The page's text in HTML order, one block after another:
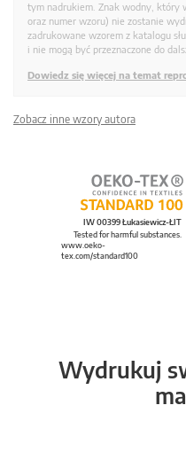
tym nadrukiem. Znak wodny, który
oraz numer wzoru) nie zostanie
zadrukowane wzorem z katalogu
i nie mogą być przeznaczone do
Dowiedz się więcej na temat
Zobacz inne wzory autora
IW 00399 Łukasiewicz-ŁIT
Tested for harmful substances.
www.oeko-
tex.com/standard100
Wydrukuj